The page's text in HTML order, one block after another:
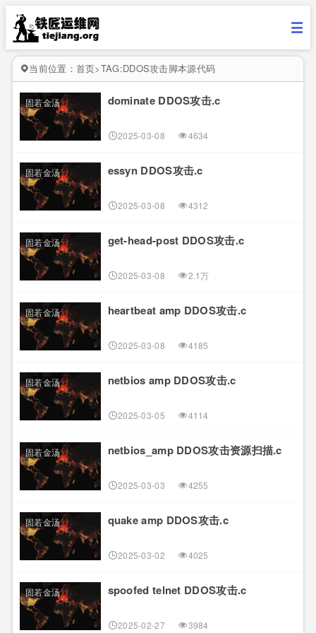
当前位置： 首页>TAG:DDOS攻击脚本源代码
固若金汤 dominate DDOS攻击.c
2025-03-08 4634
固若金汤 essyn DDOS攻击.c
2025-03-08 4312
固若金汤 get-head-post DDOS攻击.c
2025-03-08 2.1万
固若金汤 heartbeat amp DDOS攻击.c
2025-03-08 4185
固若金汤 netbios amp DDOS攻击.c
2025-03-05 4114
固若金汤 netbios_amp DDOS攻击资源扫描.c
2025-03-03 4255
固若金汤 quake amp DDOS攻击.c
2025-03-02 4025
固若金汤 spoofed telnet DDOS攻击.c
2025-02-27 3984